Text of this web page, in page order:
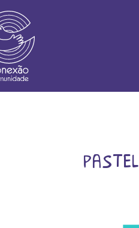
pastel